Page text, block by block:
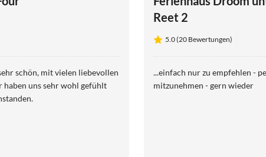
schön, mit vielen liebevollen
haben uns sehr wohl gefühlt
Reet 2
5.0 (20 Bewertungen)
...einfach nur zu empfehlen -
mitzunehmen - gern wieder